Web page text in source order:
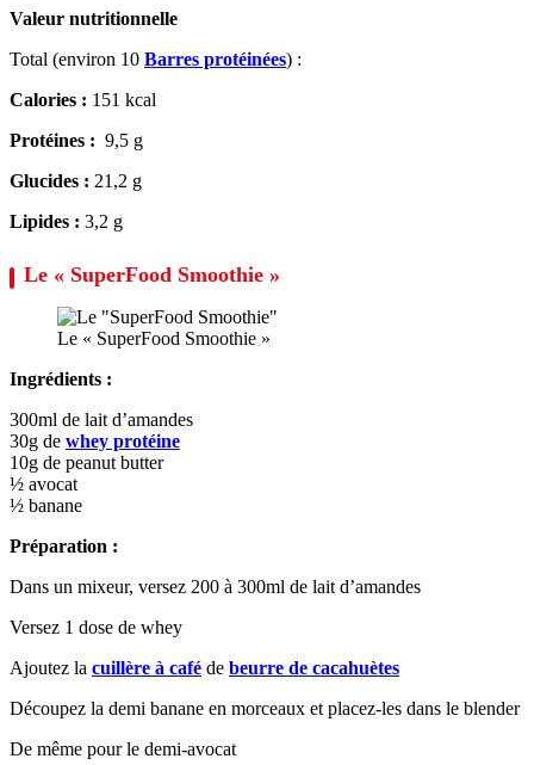
Valeur nutritionnelle
Total (environ 10 Barres protéinées) :
Calories : 151 kcal
Protéines : 9,5 g
Glucides : 21,2 g
Lipides : 3,2 g
Le « SuperFood Smoothie »
Le « SuperFood Smoothie »
Ingrédients :
300ml de lait d’amandes
30g de whey protéine
10g de peanut butter
½ avocat
½ banane
Préparation :
Dans un mixeur, versez 200 à 300ml de lait d’amandes
Versez 1 dose de whey
Ajoutez la cuillère à café de beurre de cacahuètes
Découpez la demi banane en morceaux et placez-les dans le blender
De même pour le demi-avocat